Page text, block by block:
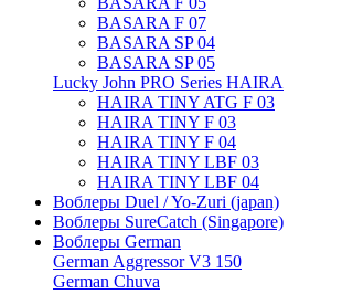
BASARA F 07
BASARA SP 04
BASARA SP 05
Lucky John PRO Series HAIRA
HAIRA TINY ATG F 03
HAIRA TINY F 03
HAIRA TINY F 04
HAIRA TINY LBF 03
HAIRA TINY LBF 04
Воблеры Duel / Yo-Zuri (japan)
Воблеры SureCatch (Singapore)
Воблеры German
German Aggressor V3 150
German Chuva